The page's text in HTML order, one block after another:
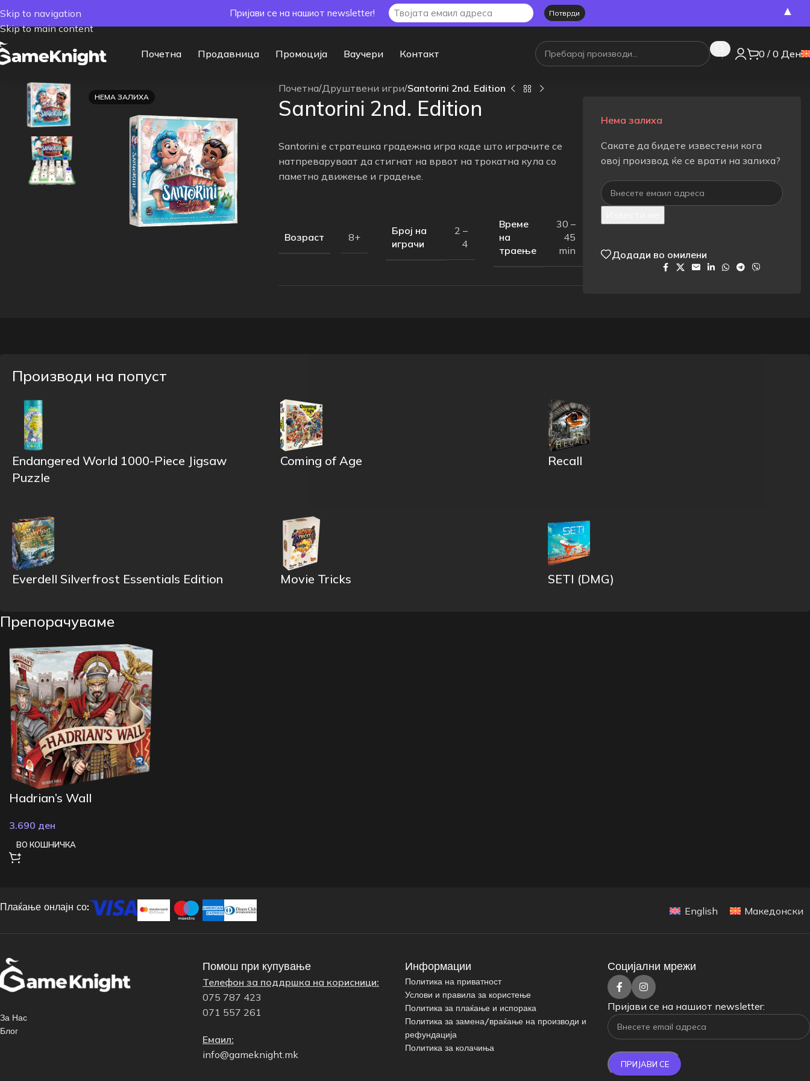
Skip to navigation
Skip to main content
Почетна Продавница Промоција Ваучери Контакт 0 / 0 Ден
НЕМА ЗАЛИХА
Почетна/Друштвени игри/Santorini 2nd. Edition
Santorini 2nd. Edition
Santorini е стратешка градежна игра каде што играчите се
натпреваруваат да стигнат на врвот на трокатна кула со
паметно движење и градење.
Возраст 8+
Број на
играчи
2 –
4
Време
на
траење
30 –
45
min
Нема залиха
Сакате да бидете известени кога
овој производ ќе се врати на залиха?
Додади во омилени
Производи на попуст
Endangered World 1000-Piece Jigsaw
Puzzle
Coming of Age Recall
Everdell Silverfrost Essentials Edition Movie Tricks SETI (DMG)
Препорачуваме
Hadrian’s Wall
3.690 ден
ВО КОШНИЧКА
Плаќање онлајн со: English Македонски
За Нас
Блог
Помош при купување
Телефон за поддршка на корисници:
075 787 423
071 557 261
Емаил:
info@gameknight.mk
Информации
Политика на приватност
Услови и правила за користење
Политика за плаќање и испорака
Политика за замена/враќање на производи и
рефундација
Политика за колачиња
Социјални мрежи
Пријави се на нашиот newsletter:
Пријави се на нашиот newsletter! ▲